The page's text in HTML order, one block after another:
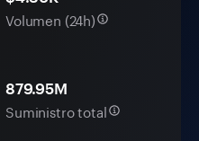
Volumen (24h)
879.95M
Suministro total